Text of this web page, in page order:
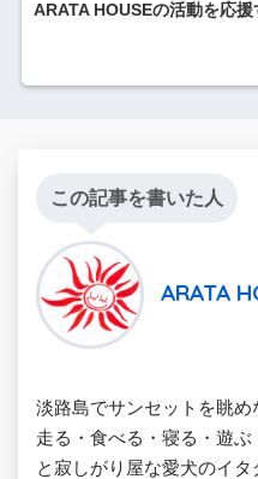
ARATA HOUSEの活動を応援
この記事を書いた人
ARATA
淡路島でサンセットを眺め
走る・食べる・寝る・遊
と寂しがり屋な愛犬のイ